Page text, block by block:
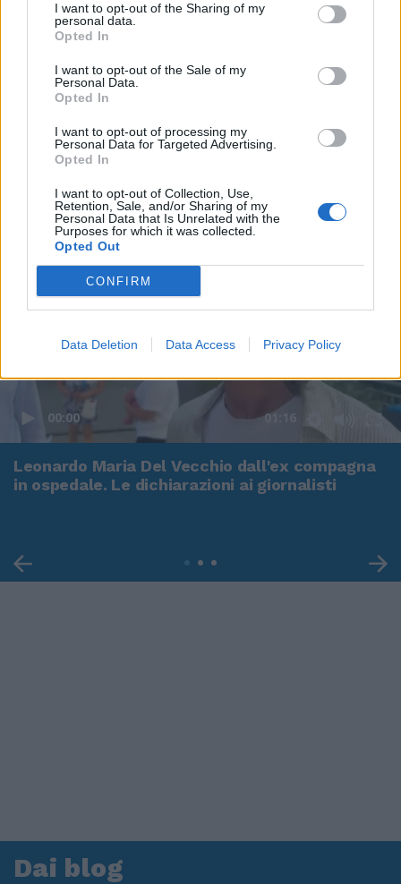
I want to opt-out of the Sharing of my
personal data.
Opted In
I want to opt-out of the Sale of my
Personal Data.
Opted In
I want to opt-out of processing my
Personal Data for Targeted Advertising.
Opted In
I want to opt-out of Collection, Use,
Retention, Sale, and/or Sharing of my
Personal Data that Is Unrelated with the
Purposes for which it was collected.
Opted Out
CONFIRM
Data Deletion Data Access Privacy Policy
00:00 01:16
Leonardo Maria Del Vecchio dall'ex compagna
in ospedale. Le dichiarazioni ai giornalisti
Dai blog